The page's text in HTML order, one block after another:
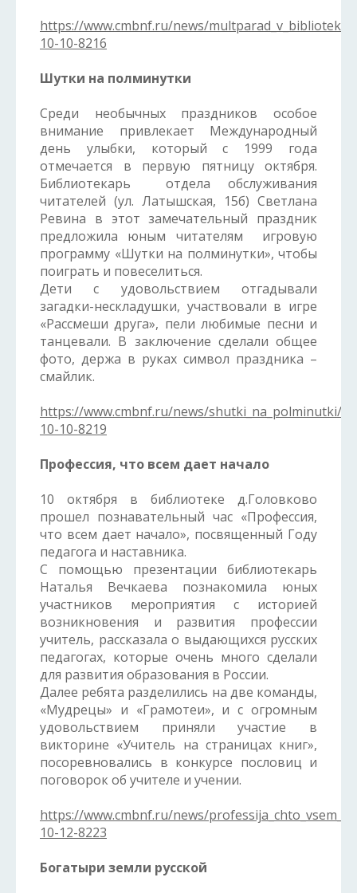
https://www.cmbnf.ru/news/multparad_v_biblioteke/
10-10-8216
Шутки на полминутки
Среди необычных праздников особое
внимание привлекает Международный
день улыбки, который с 1999 года
отмечается в первую пятницу октября.
Библиотекарь отдела обслуживания
читателей (ул. Латышская, 15б) Светлана
Ревина в этот замечательный праздник
предложила юным читателям игровую
программу «Шутки на полминутки», чтобы
поиграть и повеселиться.
Дети с удовольствием отгадывали
загадки-нескладушки, участвовали в игре
«Рассмеши друга», пели любимые песни и
танцевали. В заключение сделали общее
фото, держа в руках символ праздника –
смайлик.
https://www.cmbnf.ru/news/shutki_na_polminutki/
10-10-8219
Профессия, что всем дает начало
10 октября в библиотеке д.Головково
прошел познавательный час «Профессия,
что всем дает начало», посвященный Году
педагога и наставника.
С помощью презентации библиотекарь
Наталья Вечкаева познакомила юных
участников мероприятия с историей
возникновения и развития профессии
учитель, рассказала о выдающихся русских
педагогах, которые очень много сделали
для развития образования в России.
Далее ребята разделились на две команды,
«Мудрецы» и «Грамотеи», и с огромным
удовольствием приняли участие в
викторине «Учитель на страницах книг»,
посоревновались в конкурсе пословиц и
поговорок об учителе и учении.
https://www.cmbnf.ru/news/
10-12-8223
Богатыри земли русской